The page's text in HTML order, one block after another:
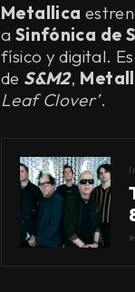
Metallica
a Sinfónica de
físico y digital.
de S&M2,
Leaf Clover’.